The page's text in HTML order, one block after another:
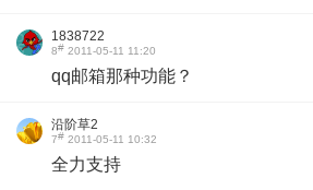
1838722
8# 2011-05-11 11:20
qq邮箱那种功能？
沿阶草2
7# 2011-05-11 10:32
全力支持